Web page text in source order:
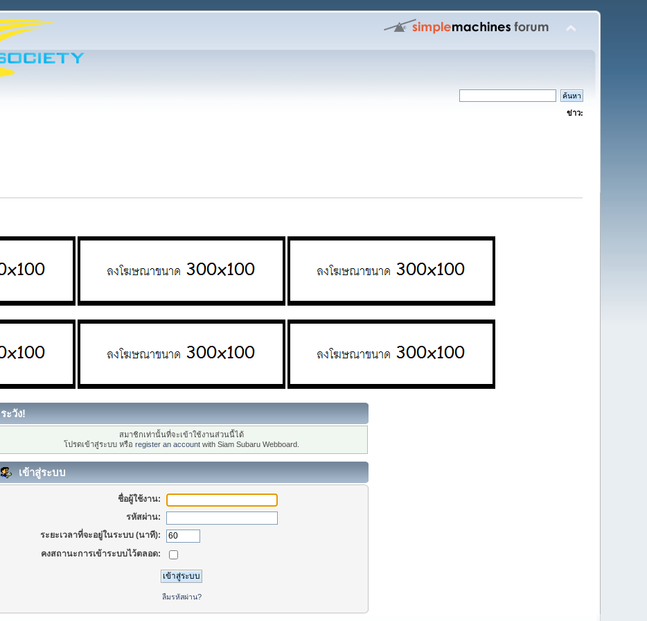
ข่าว:
ระวัง!
สมาชิกเท่านั้นที่จะเข้าใช้งานส่วนนี้ได้
โปรดเข้าสู่ระบบ หรือ register an account with Siam Subaru Webboard.
เข้าสู่ระบบ
ชื่อผู้ใช้งาน:
รหัสผ่าน:
ระยะเวลาที่จะอยู่ในระบบ (นาที):
คงสถานะการเข้าระบบไว้ตลอด:
ลืมรหัสผ่าน?